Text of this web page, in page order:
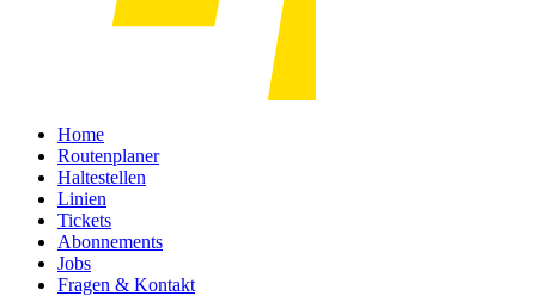
Home
Routenplaner
Haltestellen
Linien
Tickets
Abonnements
Jobs
Fragen & Kontakt